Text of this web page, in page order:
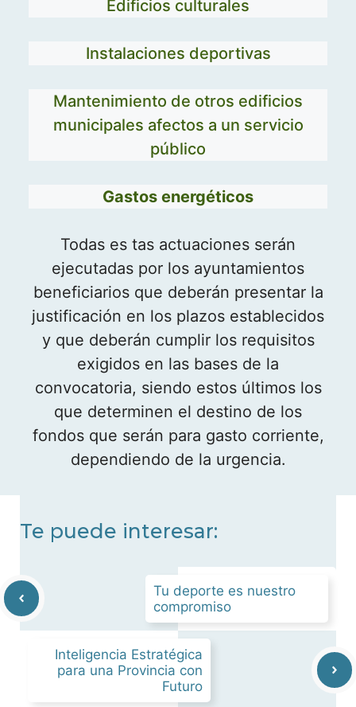
Edificios culturales
Instalaciones deportivas
Mantenimiento de otros edificios
municipales afectos a un servicio
público
Gastos energéticos
Todas es tas actuaciones serán
ejecutadas por los ayuntamientos
beneficiarios que deberán presentar la
justificación en los plazos establecidos
y que deberán cumplir los requisitos
exigidos en las bases de la
convocatoria, siendo estos últimos los
que determinen el destino de los
fondos que serán para gasto corriente,
dependiendo de la urgencia.
Te puede interesar:
Tu deporte es nuestro
compromiso
Inteligencia Estratégica
para una Provincia con
Futuro